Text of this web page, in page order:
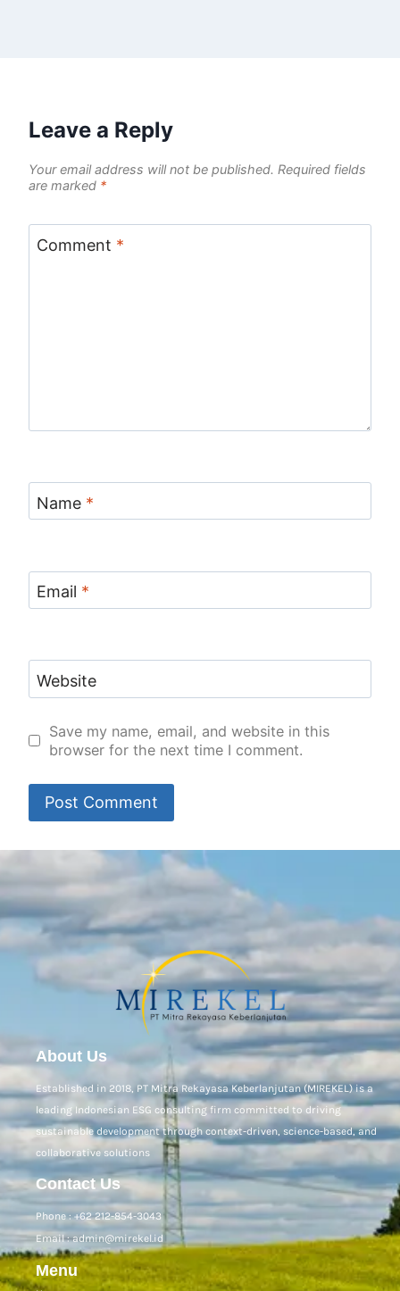
Leave a Reply
Your email address will not be published. Required fields
are marked *
Comment *
Name *
Email *
Website
Save my name, email, and website in this
browser for the next time I comment.
About Us
Established in 2018, PT Mitra Rekayasa Keberlanjutan (MIREKEL) is a
leading Indonesian ESG consulting firm committed to driving
sustainable development through context-driven, science-based, and
collaborative solutions
Contact Us
Phone : +62 212-854-3043
Email : admin@mirekel.id
Menu